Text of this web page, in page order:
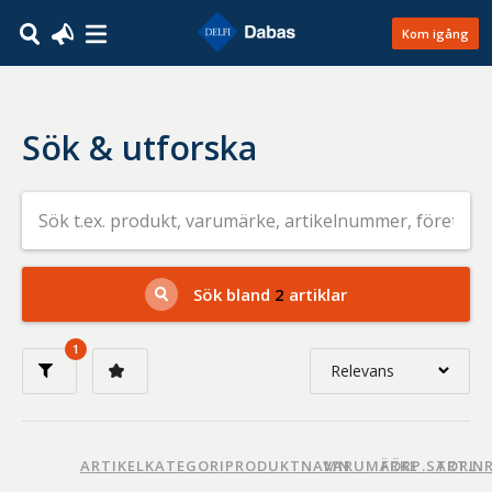
Kom igång
Sök & utforska
Sök
efter
livsmedel
på
t.ex.
produkt,
varumärke,
artikelnummer,
Sök bland 2 artiklar
1
Relevans
Nyaste
ARTIKELKATEGORIPRODUKTNAMNVARUMÄRKEFÖRP.STORL.